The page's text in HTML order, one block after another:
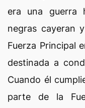
era una guerra
negras cayeran
Fuerza Principal
destinada a
Cuando él
parte de la